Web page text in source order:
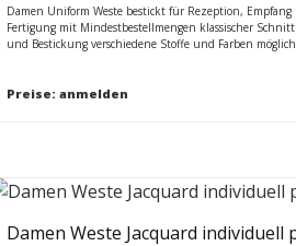
Damen Uniform Weste bestickt für Rezeption,
Fertigung mit Mindestbestellmengen klassischer
und Bestickung verschiedene Stoffe und Farben
chemisch reinigen
Preise: anmelden
Damen Weste Jacquard individuell